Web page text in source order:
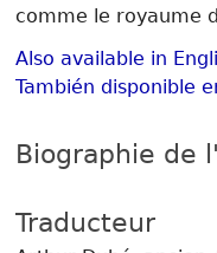
comme le royaume
Also available in
También disponible
Biographie de
Traducteur